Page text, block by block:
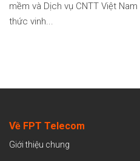
mềm và Dịch vụ CNTT Việt
thức vinh...
Về FPT Telecom
Giới thiệu chung